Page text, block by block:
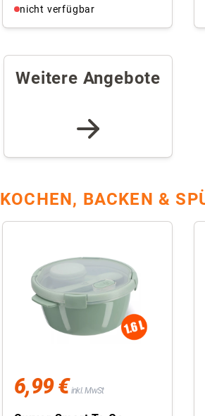
Dampfbügeleisen 2400W
Antihaftbeschichtung
nicht verfügbar
Weitere Angebote
KOCHEN, BACKEN &
6,99 €inkl. MwSt